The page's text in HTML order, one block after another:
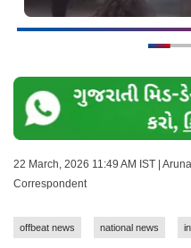
22 March, 2026 11:49 AM IST |
Correspondent
offbeat news national news